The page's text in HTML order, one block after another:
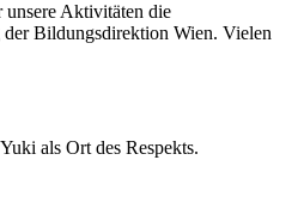
Aktivitäten die
Bildungsdirektion Wien. Vielen